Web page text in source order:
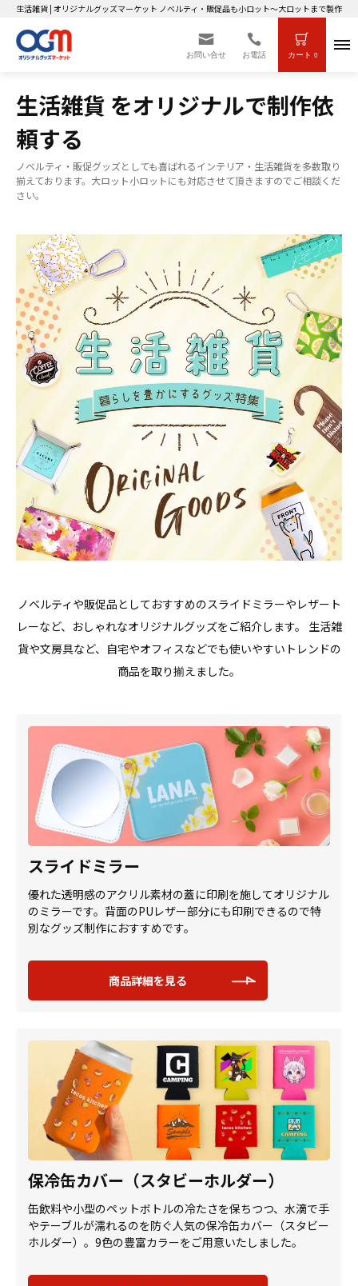
生活雑貨 | オリジナルグッズマーケット ノベルティ・販促品も小ロット～大ロットまで製作OK
お問い合せ お電話 カート 0
生活雑貨 をオリジナルで制作依
頼する
ノベルティ・販促グッズとしても喜ばれるインテリア・生活雑貨を多数取り
揃えております。大ロット小ロットにも対応させて頂きますのでご相談くだ
さい。
ノベルティや販促品としておすすめのスライドミラーやレザート
レーなど、おしゃれなオリジナルグッズをご紹介します。 生活雑
貨や文房具など、自宅やオフィスなどでも使いやすいトレンドの
商品を取り揃えました。
スライドミラー
優れた透明感のアクリル素材の蓋に印刷を施してオリジナル
のミラーです。背面のPUレザー部分にも印刷できるので特
別なグッズ制作におすすめです。
商品詳細を見る
保冷缶カバー（スタビーホルダー）
缶飲料や小型のペットボトルの冷たさを保ちつつ、水滴で手
やテーブルが濡れるのを防ぐ人気の保冷缶カバー（スタビー
ホルダー）。9色の豊富カラーをご用意いたしました。